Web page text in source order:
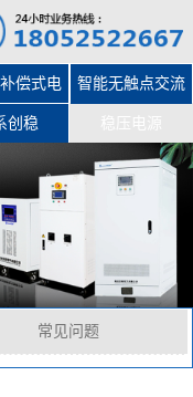
偿式电
压器
智能无触点交流
创稳
常见问题